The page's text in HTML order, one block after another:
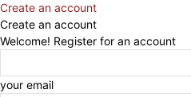
Create an account
Create an account
Welcome! Register for an account
your email